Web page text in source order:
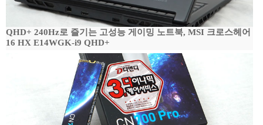
QHD+ 240Hz로 즐기는 고성능 게이밍 노트북, MSI 크로스헤어
16 HX E14WGK-i9 QHD+